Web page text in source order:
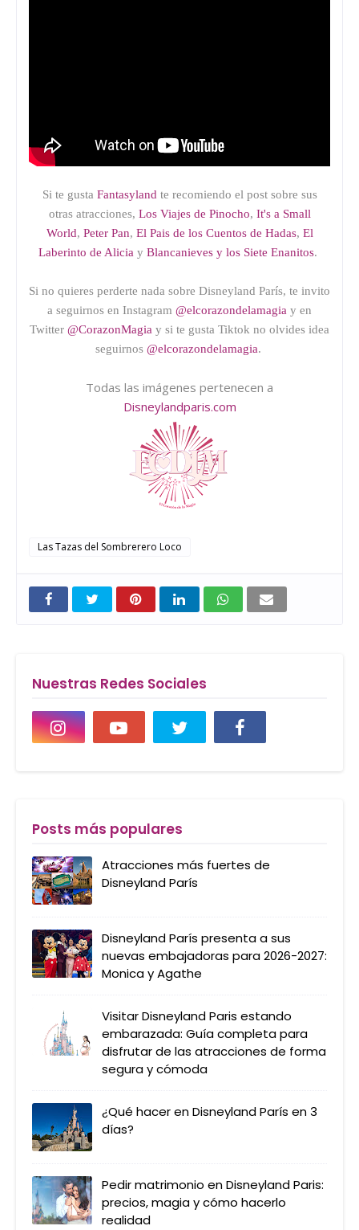
Si te gusta Fantasylandte recomiendo el post sobre sus
otras atracciones, Los Viajes de Pinocho, It's a Small
World, Peter Pan, El Pais de los Cuentos de Hadas, El
Laberinto de Alicia y Blancanieves y los Siete Enanitos.
Si no quieres perderte nada sobre Disneyland París, te invito
a seguirnos en Instagram @elcorazondelamagia y en
Twitter @CorazonMagia y si te gusta Tiktok no olvides idea
seguirnos @elcorazondelamagia.
Todas las imágenes pertenecen a
Disneylandparis.com
Las Tazas del Sombrerero Loco
Nuestras Redes Sociales
Posts más populares
Atracciones más fuertes de
Disneyland París
Disneyland París presenta a sus
nuevas embajadoras para 2026-2027:
Monica y Agathe
Visitar Disneyland Paris estando
embarazada: Guía completa para
disfrutar de las atracciones de forma
segura y cómoda
¿Qué hacer en Disneyland París en 3
días?
Pedir matrimonio en Disneyland Paris:
precios, magia y cómo hacerlo
realidad